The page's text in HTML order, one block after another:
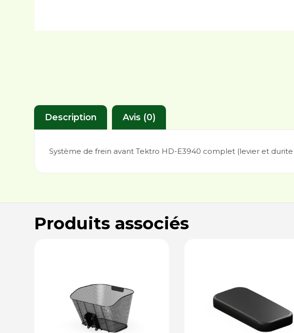
Description Avis (0)
Système de frein avant Tektro HD-E3940 complet (levier et
Produits associés